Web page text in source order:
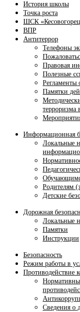
История школы
Точка роста
ШСК
ВПР
Антитеррор
Телефоны
Правовая
Полезные
Регламенты
Памятки
терроризма
Информационная
Локальные
Родителям
Детские
Дорожная
Локальные
Памятки
Инструкции
Безопасность
Режим работы в
Противодействие
Сведения о